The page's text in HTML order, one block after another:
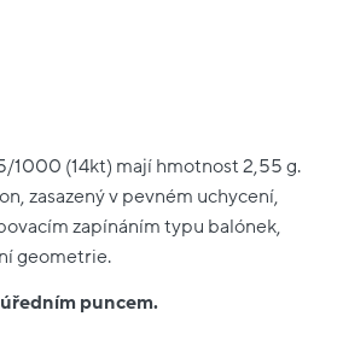
1000 (14kt) mají hmotnost 2,55 g.
zasazený v pevném uchycení,
zapínáním typu balónek,
geometrie.
puncem.